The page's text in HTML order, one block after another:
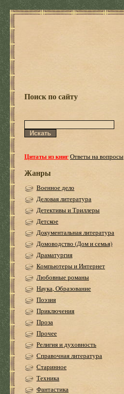
Поиск по сайту
Цитаты из книгОтветы на вопросы
Жанры
Военное дело
Деловая литература
Детективы и Триллеры
Детское
Документальная литература
Домоводство (Дом и семья)
Драматургия
Компьютеры и Интернет
Любовные романы
Наука, Образование
Поэзия
Приключения
Проза
Прочее
Религия и духовность
Справочная литература
Старинное
Техника
Фантастика